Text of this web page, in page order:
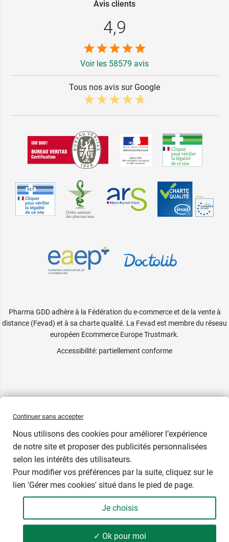
- +
Avis clients
4,9
Voir les 58579 avis
Tous nos avis sur Google
Pharma GDD adhère à la Fédération du e-commerce et de la vente à
distance (Fevad) et à sa charte qualité. La Fevad est membre du réseau
européen Ecommerce Europe Trustmark.
Accessibilité: partiellement conforme
Continuer sans accepter
Nous utilisons des cookies pour améliorer l’expérience
de notre site et proposer des publicités personnalisées
selon les intérêts des utilisateurs.
Pour modifier vos préférences par la suite, cliquez sur le
lien 'Gérer mes cookies' situé dans le pied de page.
Je choisis
✓ Ok pour moi